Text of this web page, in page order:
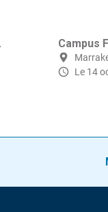
Campus
Le 14